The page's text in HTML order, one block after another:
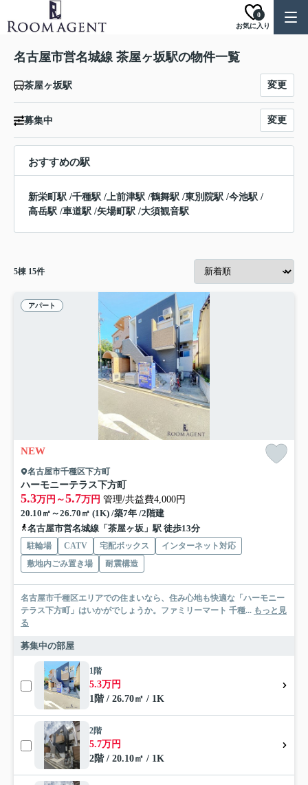
お気に入り
0
名古屋市営名城線 茶屋ヶ坂駅の物件一覧
茶屋ヶ坂駅 変更
募集中 変更
おすすめの駅
新栄町駅 /千種駅 /上前津駅 /鶴舞駅 /東別院駅 /今池駅 /
高岳駅 /車道駅 /矢場町駅 /大須観音駅
5棟 15件
アパート
NEW
名古屋市千種区下方町
ハーモニーテラス下方町
5.3万円～5.7万円 管理/共益費4,000円
20.10㎡～26.70㎡ (1K) /築7年 /2階建
名古屋市営名城線「茶屋ヶ坂」駅 徒歩13分
駐輪場 CATV 宅配ボックス
インターネット対応
敷地内ごみ置き場
耐震構造
名古屋市千種区エリアでの住まいなら、住み心地も快適な「ハーモニー
テラス下方町」はいかがでしょうか。ファミリーマート 千種... もっと見
る
募集中の部屋
1階
5.3万円
1階 / 26.70㎡ / 1K
2階
5.7万円
2階 / 20.10㎡ / 1K